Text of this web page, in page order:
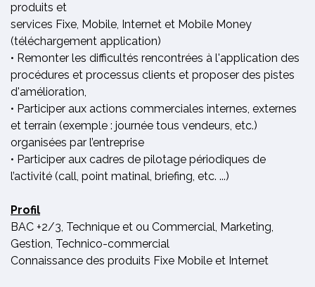
produits et
services Fixe, Mobile, Internet et Mobile Money
(téléchargement application)
• Remonter les difficultés rencontrées à l'application des
procédures et processus clients et proposer des pistes
d'amélioration,
• Participer aux actions commerciales internes, externes
et terrain (exemple : journée tous vendeurs, etc.)
organisées par l’entreprise
• Participer aux cadres de pilotage périodiques de
l’activité (call, point matinal, briefing, etc. ...)
Profil
BAC +2/3, Technique et ou Commercial, Marketing,
Gestion, Technico-commercial
Connaissance des produits Fixe Mobile et Internet